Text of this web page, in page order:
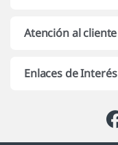
Atención al cliente
Enlaces de Interés